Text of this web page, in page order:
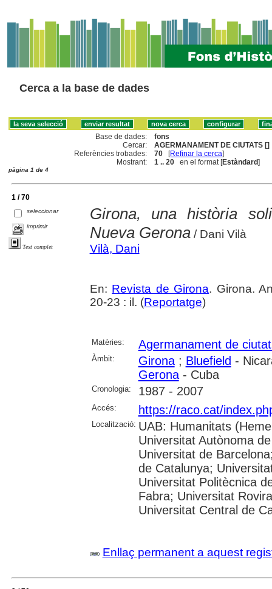
Cerca a la base de dades
Base de dades:
fons
Cercar:
AGERMANAMENT DE CIUTATS []
Referències trobades:
70 [Refinar la cerca]
Mostrant:
1 .. 20 en el format [Estàndard]
pàgina 1 de 4
1 / 70
seleccionar
imprimir
Text complet
Girona, una història
Nueva Gerona/ Dani Vilà
Vilà, Dani
En: Revista de Girona. Girona.
20-23 : il. (Reportatge)
Matèries: Agermanament de
Àmbit: Girona; Bluefield -
Gerona- Cuba
Cronologia: 1987 - 2007
Accés: https://raco.cat/
Localització: UAB: Humanitats
Universitat Autònoma
Universitat de
de Catalunya;
Universitat Politècnica
Fabra; Universitat
Universitat Central de
Enllaç permanent a aquest